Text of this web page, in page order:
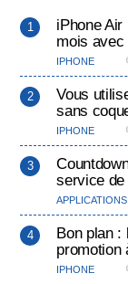
iPhone
mois avec
IPHONE
Vous
sans
IPHONE
service de
Bon plan :
promotion
IPHONE